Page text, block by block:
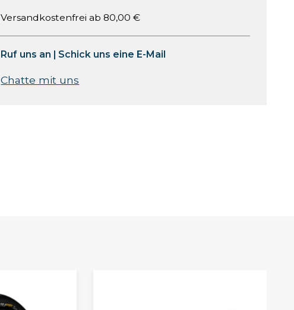
Versandkostenfrei ab 80,00 €
Ruf uns an | Schick uns eine E-Mail
Chatte mit uns